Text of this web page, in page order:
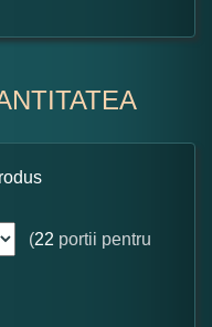
(22 portii pentru